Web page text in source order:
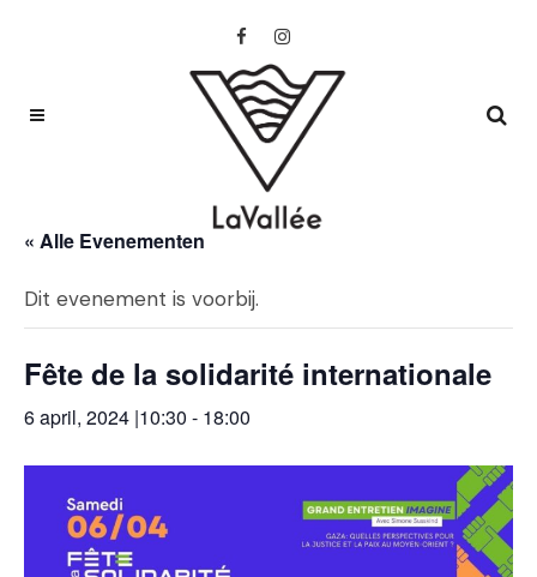
« Alle Evenementen
Dit evenement is voorbij.
Fête de la solidarité internationale
6 april, 2024 |10:30 - 18:00